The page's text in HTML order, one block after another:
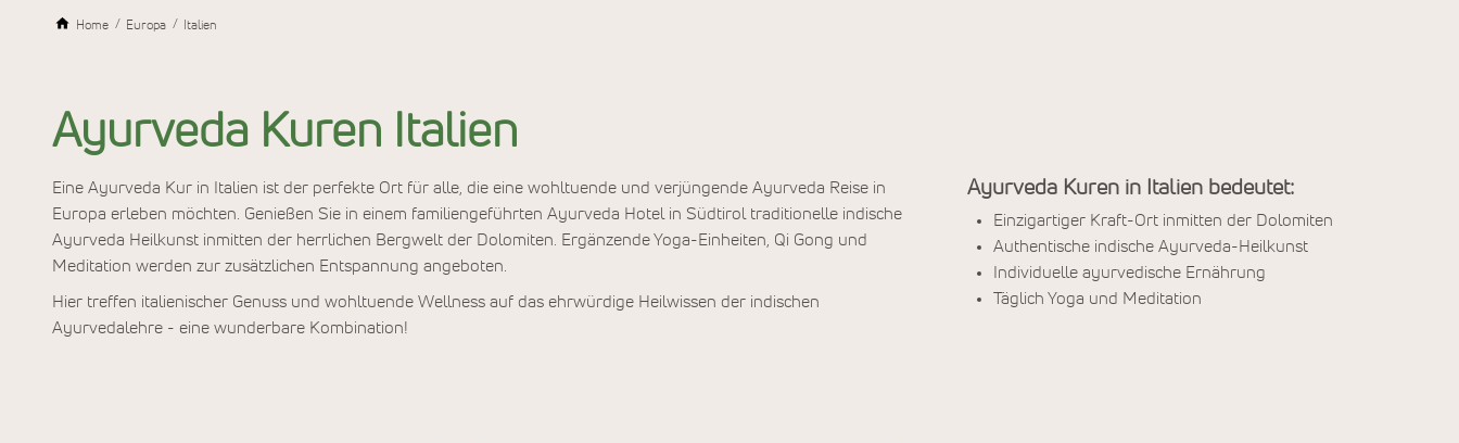
Home Europa Italien
Ayurveda Kuren Italien
Eine Ayurveda Kur in Italien ist der perfekte Ort für alle, die eine wohltuende und verjüngende Ayurveda Reise in
Europa erleben möchten. Genießen Sie in einem familiengeführten Ayurveda Hotel in Südtirol traditionelle indische
Ayurveda Heilkunst inmitten der herrlichen Bergwelt der Dolomiten. Ergänzende Yoga-Einheiten, Qi Gong und
Meditation werden zur zusätzlichen Entspannung angeboten.
Hier treffen italienischer Genuss und wohltuende Wellness auf das ehrwürdige Heilwissen der indischen
Ayurvedalehre - eine wunderbare Kombination!
Ayurveda Kuren in Italien bedeutet:
Einzigartiger Kraft-Ort inmitten der Dolomiten
Authentische indische Ayurveda-Heilkunst
Individuelle ayurvedische Ernährung
Täglich Yoga und Meditation